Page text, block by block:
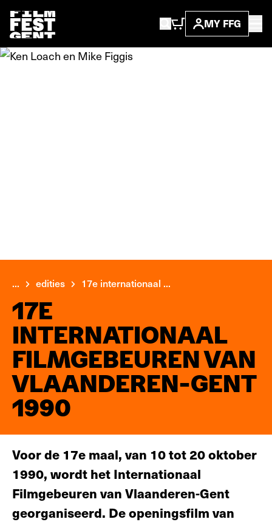
MY FFG
... edities 17e internationaal ...
17E
INTERNATIONAAL
FILMGEBEUREN VAN
VLAANDEREN-GENT
1990
Voor de 17e maal, van 10 tot 20 oktober
1990, wordt het Internationaal
Filmgebeuren van Vlaanderen-Gent
georganiseerd. De openingsfilm van